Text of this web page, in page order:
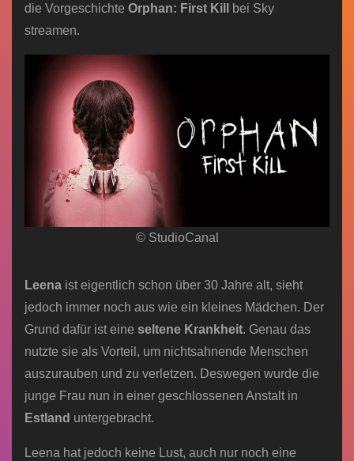
die Vorgeschichte Orphan: First Kill
bei Sky
streamen.
© StudioCanal
Leena ist eigentlich schon über 30 Jahre alt, sieht
jedoch immer noch aus wie ein kleines Mädchen. Der
Grund dafür ist eine seltene Krankheit. Genau das
nutzte sie als Vorteil, um nichtsahnende Menschen
auszurauben und zu verletzen. Deswegen wurde die
junge Frau nun in einer geschlossenen Anstalt in
Estland untergebracht.
Leena hat jedoch keine Lust, auch nur noch eine